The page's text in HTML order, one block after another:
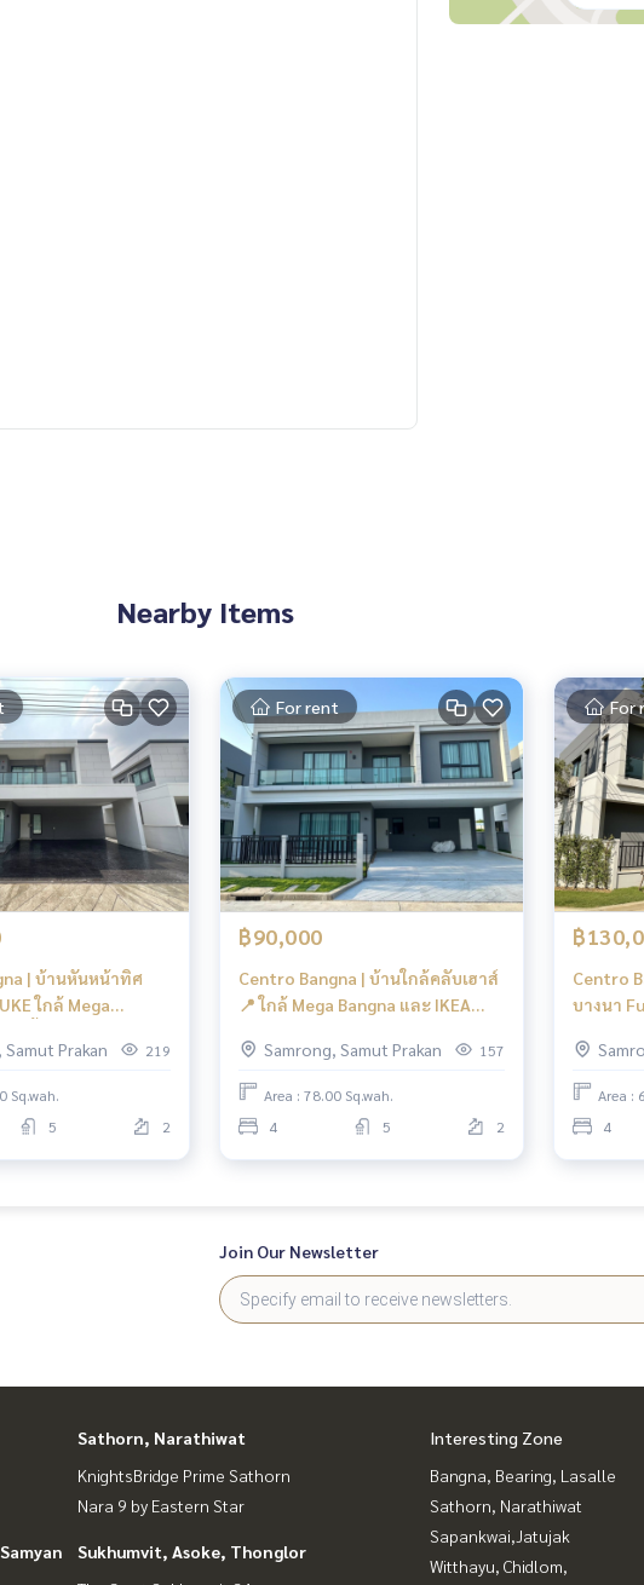
Nearby Items
| บ้านหันหน้าทิศ
ใกล้ Mega
Prakan 219
Sq.wah.
5 2
For rent
฿90,000
Centro Bangna | บ้านใกล้คลับเฮาส์
📍 ใกล้ Mega Bangna และ IKEA
Samrong, Samut Prakan
157
Area : 78.00 Sq.wah.
4
5 2
For
฿
Centro
บางนา
Area :
4
Join Our Newsletter
Sathorn, Narathiwat
KnightsBridge Prime Sathorn
Nara 9 by Eastern Star
Sukhumvit, Asoke, Thonglor
Interesting Zone
Bangna, Bearing, Lasalle
Sathorn, Narathiwat
Sapankwai,Jatujak
Witthayu, Chidlom,